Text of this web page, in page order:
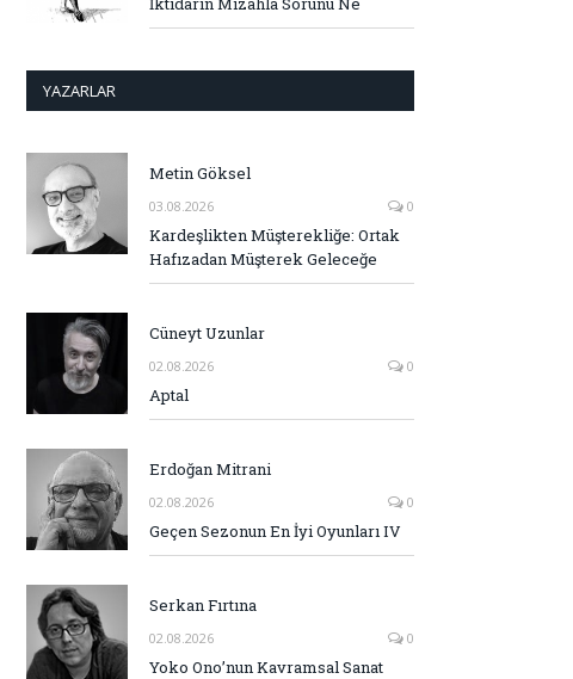
YAZARLAR
Metin Göksel
03.08.2026 0
Kardeşlikten Müşterekliğe: Ortak
Hafızadan Müşterek Geleceğe
Cüneyt Uzunlar
02.08.2026 0
Aptal
Erdoğan Mitrani
02.08.2026 0
Geçen Sezonun En İyi Oyunları IV
Serkan Fırtına
02.08.2026 0
Yoko Ono’nun Kavramsal Sanat